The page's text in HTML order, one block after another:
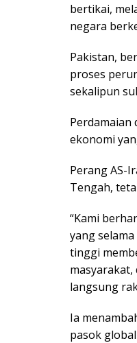
bertikai,
negara
Pakistan,
proses
sekalipun
Perdamaian
ekonomi
Perang AS-
Tengah,
“Kami
yang
tinggi
langsung
Ia
pasok